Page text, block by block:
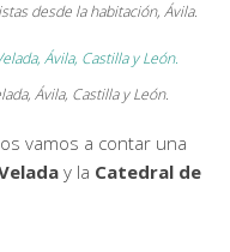
desde la habitación, Ávila.
Ávila, Castilla y León.
vamos a contar una
y la Catedral de